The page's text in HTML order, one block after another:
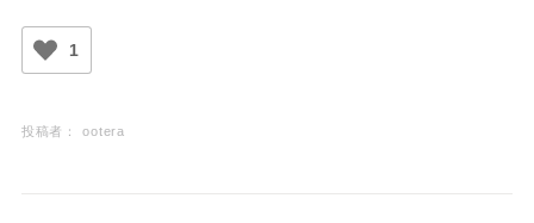
1
投稿者： ootera